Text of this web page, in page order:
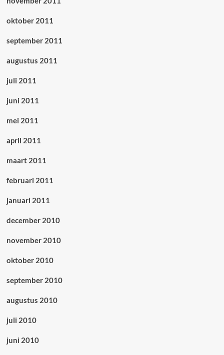
oktober 2011
september 2011
augustus 2011
juli 2011
juni 2011
mei 2011
april 2011
maart 2011
februari 2011
januari 2011
december 2010
november 2010
oktober 2010
september 2010
augustus 2010
juli 2010
juni 2010